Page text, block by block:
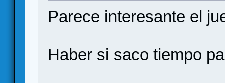
Parece interesante el
Haber si saco tiempo